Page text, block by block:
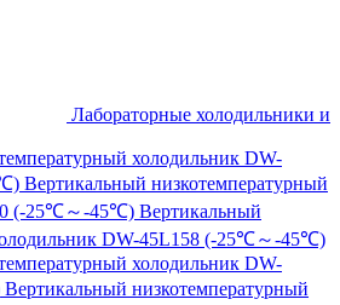
Лабораторные холодильники и
холодильник DW-
Вертикальный низкотемпературный
(-25℃～-45℃) Вертикальный
DW-45L158 (-25℃～-45℃)
холодильник DW-
Вертикальный низкотемпературный